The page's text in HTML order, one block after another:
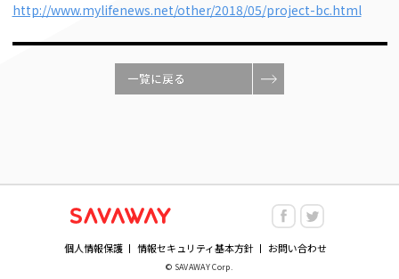
http://www.mylifenews.net/other/2018/05/project-bc.html
個人情報保護 情報セキュリティ基本方針 お問い合わせ
© SAVAWAY Corp.